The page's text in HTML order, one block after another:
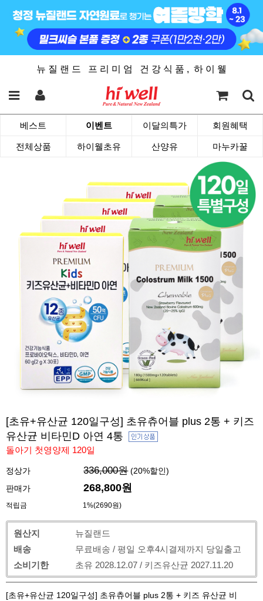
뉴 질 랜 드 프 리 미 엄 건 강 식 품 , 하 이 웰
베스트 이벤트 이달의특가 회원혜택
전체상품 하이웰초유 산양유 마누카꿀
[초유+유산균 120일구성] 초유츄어블 plus 2통 + 키즈
유산균 비타민D 아연 4통
돌아기 첫영양제 120일
정상가 336,000원 (20%할인)
판매가
268,800원
적립금 1%(2690원)
원산지
뉴질랜드
배송
무료배송 / 평일 오후4시결제까지 당일출고
소비기한
초유 2028.12.07 / 키즈유산균 2027.11.20
[초유+유산균 120일구성] 초유츄어블 plus 2통 + 키즈 유산균 비